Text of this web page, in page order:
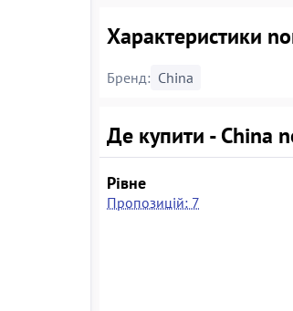
Характеристики
Бренд: China
Де купити - China
Рівне
Пропозицій: 7